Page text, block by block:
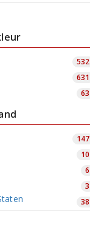
532
631
63
147
10
6
3
38